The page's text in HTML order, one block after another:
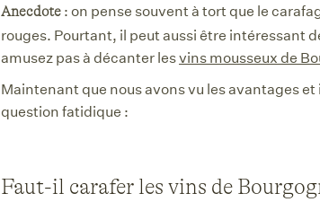
Anecdote : on pense souvent à tort que le
rouges. Pourtant, il peut aussi être intéressant
amusez pas à décanter lesvins mousseux de
Maintenant que nous avons vu les avantages
question fatidique :
Faut-il carafer les vins de